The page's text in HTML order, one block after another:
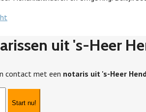
uit 's-Heer
contact met een notaris uit 's-Heer
Start nu!